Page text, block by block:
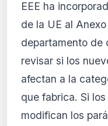
EEE ha
de la UE al
departamento de
revisar si los
afectan a la
que fabrica. Si
modifican los